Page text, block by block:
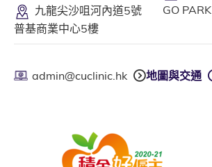
九龍尖沙咀河內道5號
普基商業中心5樓
GO
admin@cuclinic.hk 地圖與交通